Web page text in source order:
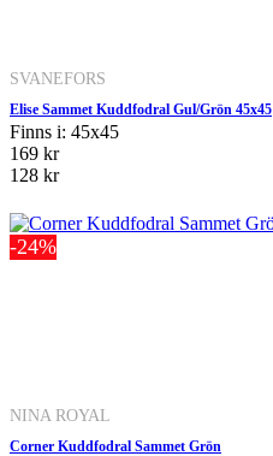
SVANEFORS
Elise Sammet Kuddfodral Gul/Grön 45x45
Finns i: 45x45
169 kr
128 kr
-24%
NINA ROYAL
Corner Kuddfodral Sammet Grön